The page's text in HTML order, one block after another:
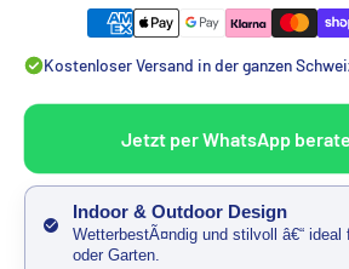
Kostenloser Versand in der ganzen
Jetzt per WhatsApp
Indoor & Outdoor Design
WetterbestÃ¤ndig und stilvoll â€“
oder Garten.